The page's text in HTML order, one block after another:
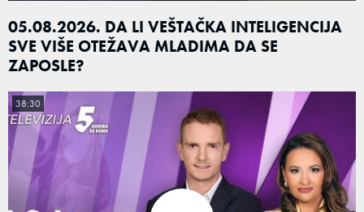
05.08.2026. DA LI VEŠTAČKA INTELIGENCIJA
SVE VIŠE OTEŽAVA MLADIMA DA SE
ZAPOSLE?
38:30